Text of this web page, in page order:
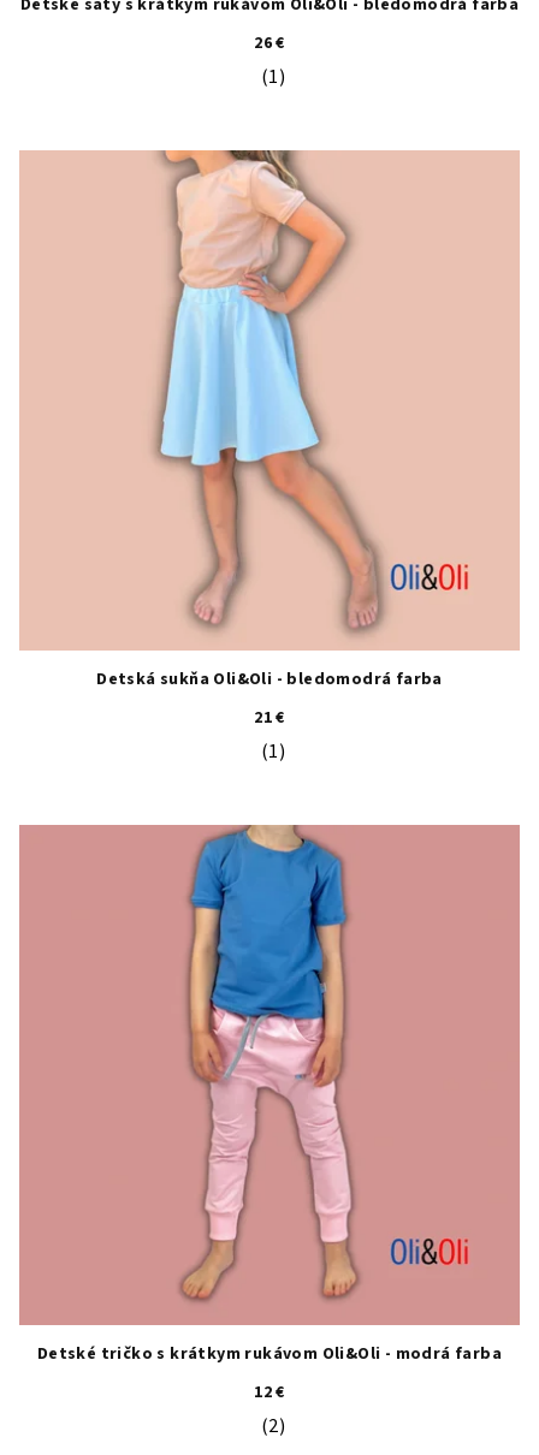
Detské šaty s krátkym rukávom Oli&Oli - bledomodrá farba
26 €
Priemerné hodnotenie produktu
(1)
Detská sukňa Oli&Oli - bledomodrá farba
21 €
Priemerné hodnotenie produktu
(1)
Detské tričko s krátkym rukávom Oli&Oli - modrá farba
12 €
Priemerné hodnotenie produktu
(2)